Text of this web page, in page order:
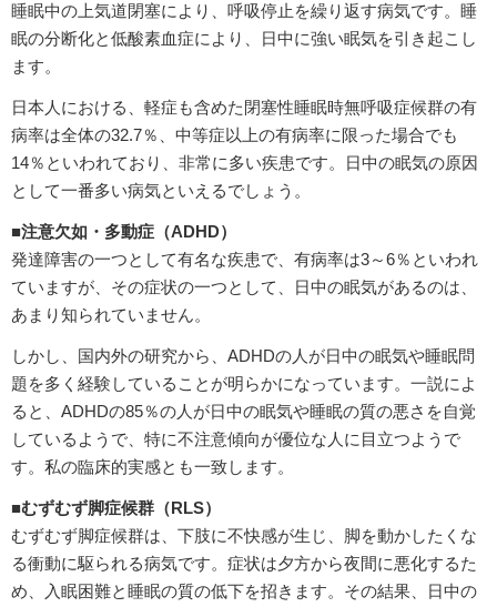
睡眠中の上気道閉塞により、呼吸停止を繰り返す病気です。睡
眠の分断化と低酸素血症により、日中に強い眠気を引き起こし
ます。
日本人における、軽症も含めた閉塞性睡眠時無呼吸症候群の有
病率は全体の32.7％、中等症以上の有病率に限った場合でも
14％といわれており、非常に多い疾患です。日中の眠気の原因
として一番多い病気といえるでしょう。
■注意欠如・多動症（ADHD）
発達障害の一つとして有名な疾患で、有病率は3～6％といわれ
ていますが、その症状の一つとして、日中の眠気があるのは、
あまり知られていません。
しかし、国内外の研究から、ADHDの人が日中の眠気や睡眠問
題を多く経験していることが明らかになっています。一説によ
ると、ADHDの85％の人が日中の眠気や睡眠の質の悪さを自覚
しているようで、特に不注意傾向が優位な人に目立つようで
す。私の臨床的実感とも一致します。
■むずむず脚症候群（RLS）
むずむず脚症候群は、下肢に不快感が生じ、脚を動かしたくな
る衝動に駆られる病気です。症状は夕方から夜間に悪化するた
め、入眠困難と睡眠の質の低下を招きます。その結果、日中の